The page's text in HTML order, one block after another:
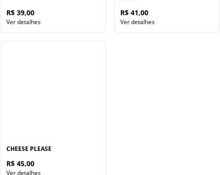
R$ 39,00
Ver detalhes
R$ 41,00
Ver detalhes
CHEESE PLEASE
R$ 45,00
Ver detalhes